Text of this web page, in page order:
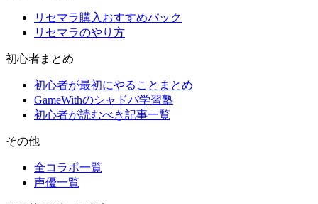
リセマラ購入おすすめパック
リセマラのやり方
初心者まとめ
初心者が最初にやることまとめ
GameWithのシャドバ学習塾
初心者が読むべき記事一覧
その他
全コラボ一覧
声優一覧